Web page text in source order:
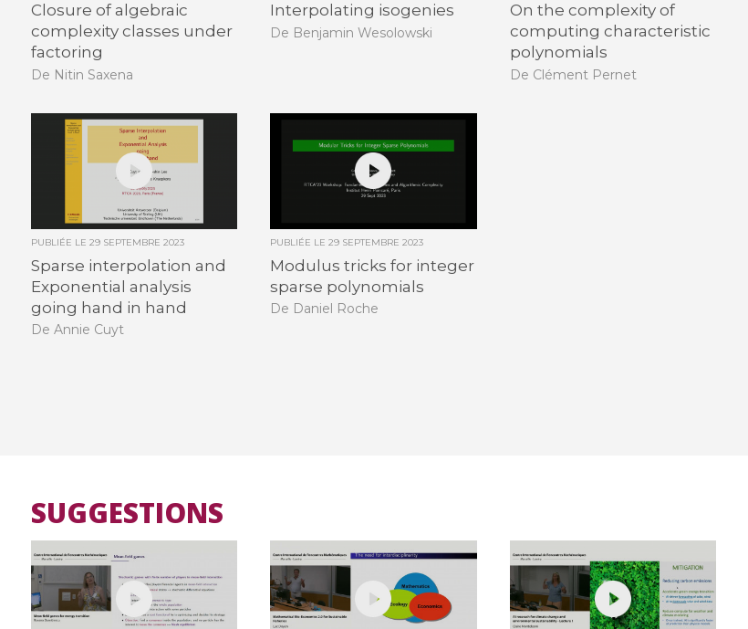
Closure of algebraic
complexity classes under
factoring
De Nitin Saxena
Interpolating isogenies
De Benjamin Wesolowski
On the complexity of
computing characteristic
polynomials
De Clément Pernet
PUBLIÉE LE 29 SEPTEMBRE 2023
Sparse interpolation and
Exponential analysis
going hand in hand
De Annie Cuyt
PUBLIÉE LE29 SEPTEMBRE 2023
Modulus tricks for integer
sparse polynomials
De Daniel Roche
SUGGESTIONS